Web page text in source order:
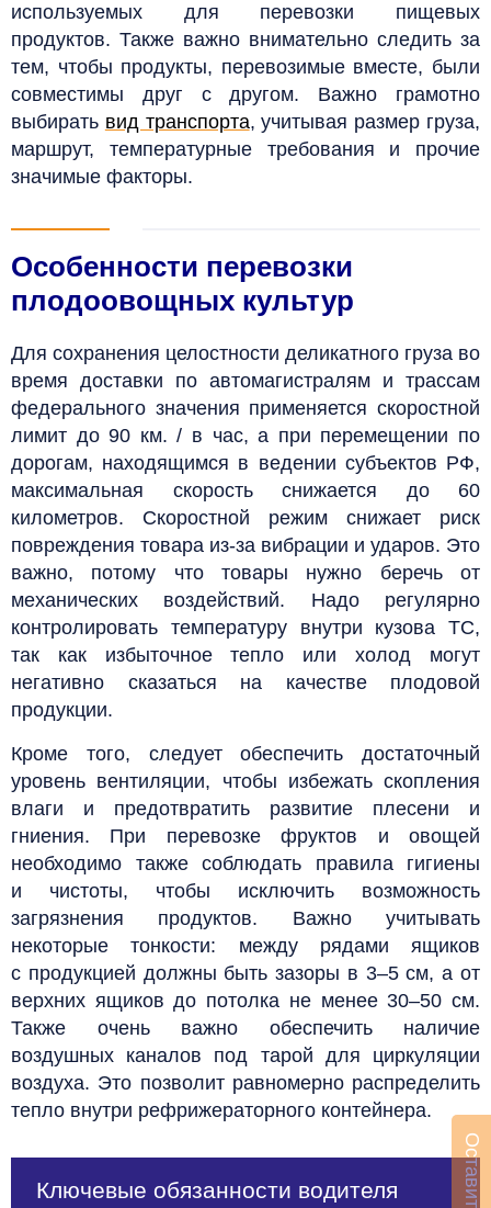
используемых для перевозки пищевых
продуктов. Также важно внимательно следить за
тем, чтобы продукты, перевозимые вместе, были
совместимы друг с другом. Важно грамотно
выбирать вид транспорта, учитывая размер груза,
маршрут, температурные требования и прочие
значимые факторы.
Особенности перевозки
плодоовощных культур
Для сохранения целостности деликатного груза во
время доставки по автомагистралям и трассам
федерального значения применяется скоростной
лимит до 90 км. / в час, а при перемещении по
дорогам, находящимся в ведении субъектов РФ,
максимальная скорость снижается до 60
километров. Скоростной режим снижает риск
повреждения товара из-за вибрации и ударов. Это
важно, потому что товары нужно беречь от
механических воздействий. Надо регулярно
контролировать температуру внутри кузова ТС,
так как избыточное тепло или холод могут
негативно сказаться на качестве плодовой
продукции.
Кроме того, следует обеспечить достаточный
уровень вентиляции, чтобы избежать скопления
влаги и предотвратить развитие плесени и
гниения. При перевозке фруктов и овощей
необходимо также соблюдать правила гигиены
и чистоты, чтобы исключить возможность
загрязнения продуктов. Важно учитывать
некоторые тонкости: между рядами ящиков
с продукцией должны быть зазоры в 3–5 см, а от
верхних ящиков до потолка не менее 30–50 см.
Также очень важно обеспечить наличие
воздушных каналов под тарой для циркуляции
воздуха. Это позволит равномерно распределить
тепло внутри рефрижераторного контейнера.
Ключевые обязанности водителя